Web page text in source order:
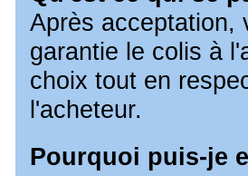
Après acceptation,
garantie le colis à
choix tout en
l'acheteur.
Pourquoi puis-je